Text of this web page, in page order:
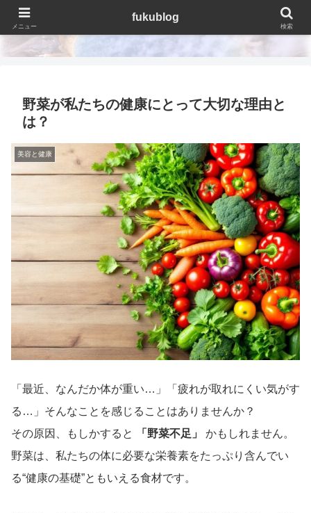
fukublog
野菜が私たちの健康にとって大切な理由と
は？
美容と健康
「最近、なんだか体が重い…」「疲れが取れにくい気がす
る…」そんなことを感じることはありませんか？
その原因、もしかすると
「野菜不足」
かもしれません。
野菜は、私たちの体に必要な栄養素をたっぷり含んでい
る“健康の基礎”ともいえる食材です。
メニュー
fukublog
検索